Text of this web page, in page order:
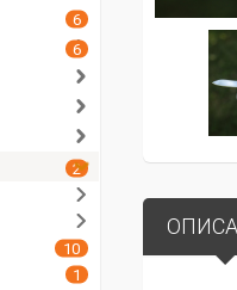
6
6
2
10
1